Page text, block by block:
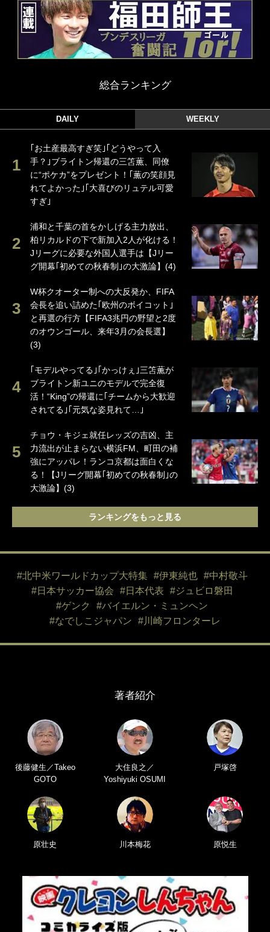
総合ランキング
DAILY WEEKLY
｢お土産最高すぎ笑｣｢どうやって入
手？｣ブライトン帰還の三笘薫、同僚
に“ポケカ”をプレゼント！｢薫の笑顔見
れてよかった｣｢大喜びのリュテル可愛
すぎ｣
浦和と千葉の首をかしげる主力放出、
柏リカルドの下で新加入2人が化ける！
Jリーグに必要な外国人選手は【Jリー
グ開幕｢初めての秋春制｣の大激論】(4)
W杯クオーター制への大反発か、FIFA
会長を追い詰めた｢欧州のボイコット｣
と再選の行方【FIFA3兆円の野望と2度
のオウンゴール、来年3月の会長選】
(3)
｢モデルやってる｣｢かっけぇ｣三笘薫が
ブライトン新ユニのモデルで完全復
活！“King”の帰還に｢チームから大歓迎
されてる｣｢元気な姿見れて…｣
チョウ・キジェ就任レッズの吉凶、主
力流出が止まらない横浜FM、町田の補
強にアッパレ！ランコ京都は面白くな
る！【Jリーグ開幕｢初めての秋春制｣の
大激論】(3)
ランキングをもっと見る
#北中米ワールドカップ大特集 #伊東純也
#中村敬斗
#日本サッカー協会
#日本代表
#ジュビロ磐田
#ゲンク
#バイエルン・ミュンヘン
#なでしこジャパン
#川崎フロンターレ
著者紹介
後藤健生／Takeo
GOTO
大住良之／
Yoshiyuki OSUMI
戸塚啓
原壮史 川本梅花 原悦生